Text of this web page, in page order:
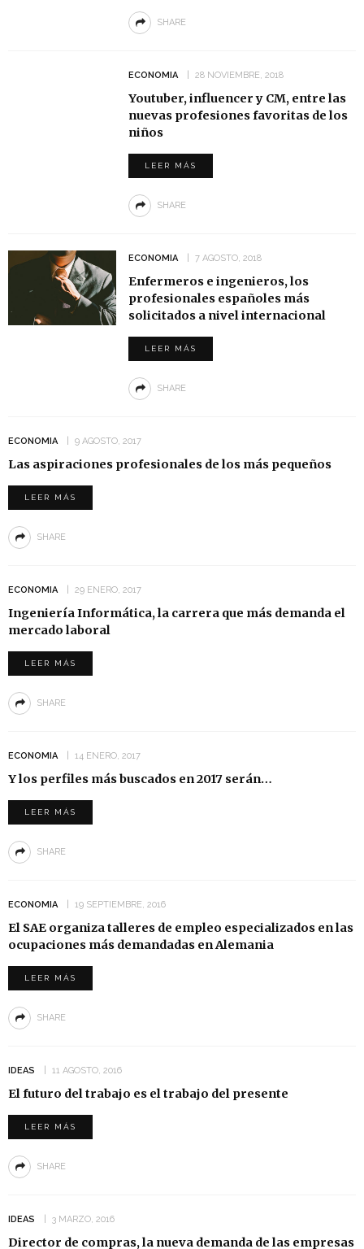
SHARE
ECONOMIA 28 NOVIEMBRE, 2018
Youtuber, influencer y CM, entre las
nuevas profesiones favoritas de los
niños
LEER MÁS
SHARE
ECONOMIA 7 AGOSTO, 2018
Enfermeros e ingenieros, los
profesionales españoles más
solicitados a nivel internacional
LEER MÁS
SHARE
ECONOMIA 9 AGOSTO, 2017
Las aspiraciones profesionales de los más pequeños
LEER MÁS
SHARE
ECONOMIA 29 ENERO, 2017
Ingeniería Informática, la carrera que más demanda el
mercado laboral
LEER MÁS
SHARE
ECONOMIA 14 ENERO, 2017
Y los perfiles más buscados en 2017 serán…
LEER MÁS
SHARE
ECONOMIA 19 SEPTIEMBRE, 2016
El SAE organiza talleres de empleo especializados en las
ocupaciones más demandadas en Alemania
LEER MÁS
SHARE
IDEAS 11 AGOSTO, 2016
El futuro del trabajo es el trabajo del presente
LEER MÁS
SHARE
IDEAS 3 MARZO, 2016
Director de compras, la nueva demanda de las empresas